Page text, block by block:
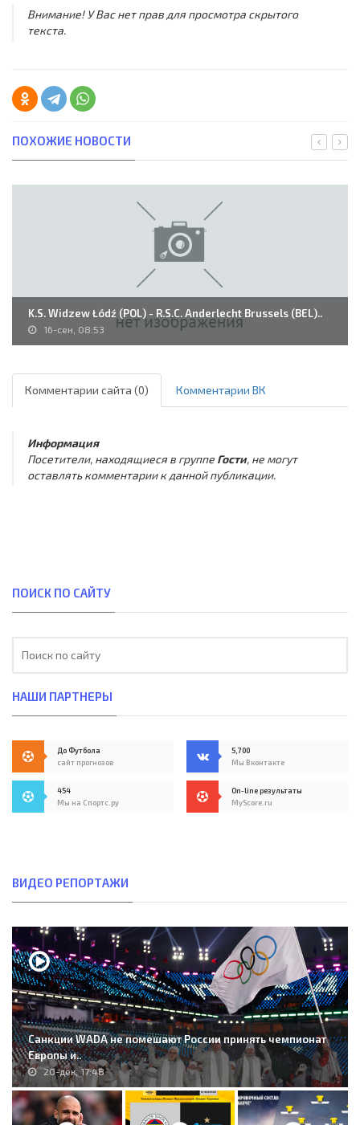
Внимание! У Вас нет прав для просмотра скрытого
текста.
ПОХОЖИЕ НОВОСТИ
K.S. Widzew Łódź (POL) - R.S.C. Anderlecht Brussels (BEL)..
16-сен, 08:53
Комментарии сайта (0) Комментарии ВК
Информация
Посетители, находящиеся в группе Гости, не могут
оставлять комментарии к данной публикации.
ПОИСК ПО САЙТУ
НАШИ ПАРТНЕРЫ
До Футбола
сайт прогнозов
5,700
Мы Вконтакте
454
Мы на Спортс.ру
On-line результаты
MyScore.ru
ВИДЕО РЕПОРТАЖИ
Санкции WADA не помешают России принять чемпионат
Европы и..
20-дек, 17:48